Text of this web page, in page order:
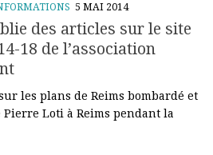
5 MAI 2014
des articles sur le site
18 de l’association
les plans de Reims bombardé et
Pierre Loti à Reims pendant la